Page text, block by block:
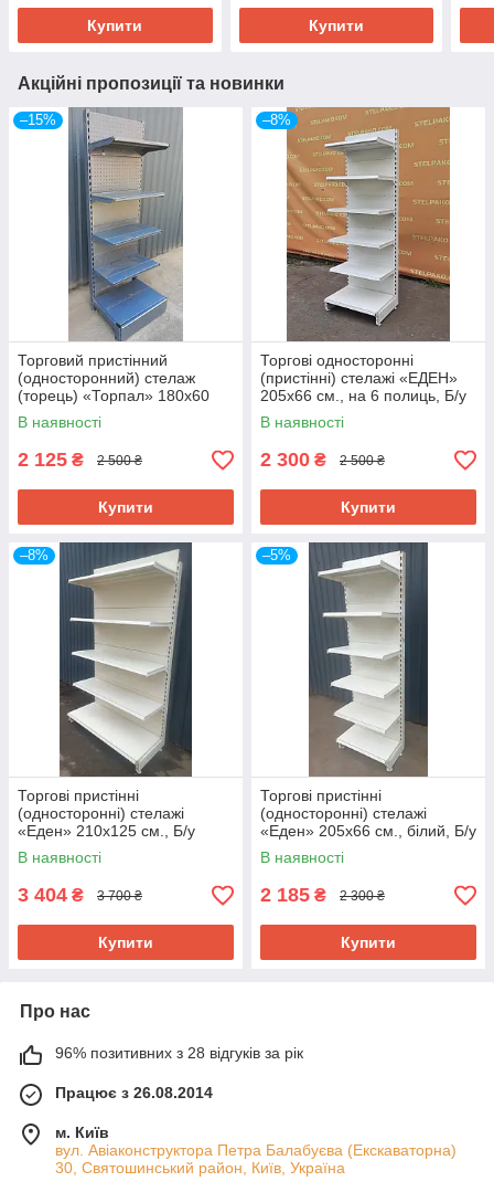
Купити Купити
Акційні пропозиції та новинки
–15%
Торговий пристінний
(односторонний) стелаж
(торець) «Торпал» 180х60
см., RAL-7024, Б/у
В наявності
2 125 ₴ 2 500 ₴
Купити
–8%
Торгові односторонні
(пристінні) стелажі «ЕДЕН»
205х66 см., на 6 полиць, Б/у
В наявності
2 300 ₴ 2 500 ₴
Купити
–8%
Торгові пристінні
(односторонні) стелажі
«Еден» 210х125 см., Б/у
В наявності
3 404 ₴ 3 700 ₴
Купити
–5%
Торгові пристінні
(односторонні) стелажі
«Еден» 205х66 см., білий, Б/у
В наявності
2 185 ₴ 2 300 ₴
Купити
Про нас
96% позитивних з 28 відгуків за рік
Працює з 26.08.2014
м. Київ
вул. Авіаконструктора Петра Балабуєва (Екскаваторна)
30, Святошинський район, Київ, Україна